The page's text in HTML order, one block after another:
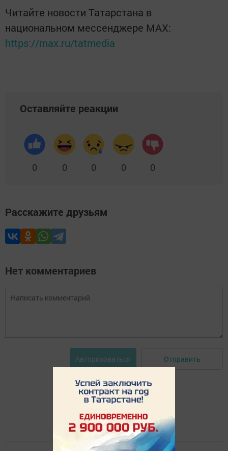
Читайте новости Татарстана в
национальном мессенджере MАХ:
https://max.ru/tatmedia
Оставляйте реакции
0 0 0 0 0
Расскажите друзьям
Нет комментариев
Авторизоваться Отправить